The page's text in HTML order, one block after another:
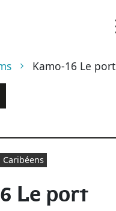
Kamo-16 Le port
Caribéens
Le port